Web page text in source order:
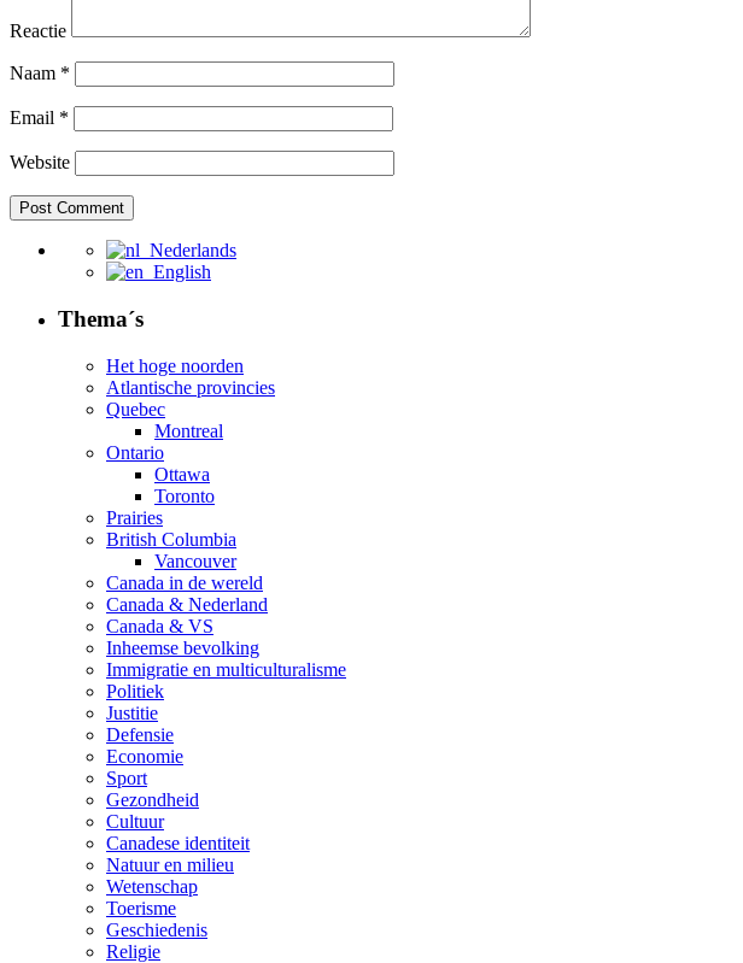
Reactie
Naam *
Email *
Website
Nederlands
English
Thema´s
Het hoge noorden
Atlantische provincies
Quebec
Montreal
Ontario
Ottawa
Toronto
Prairies
British Columbia
Vancouver
Canada in de wereld
Canada & Nederland
Canada & VS
Inheemse bevolking
Immigratie en multiculturalisme
Politiek
Justitie
Defensie
Economie
Sport
Gezondheid
Cultuur
Canadese identiteit
Natuur en milieu
Wetenschap
Toerisme
Geschiedenis
Religie